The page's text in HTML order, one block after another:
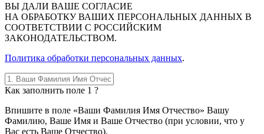
ВЫ ДАЛИ ВАШЕ СОГЛАСИЕ
НА ОБРАБОТКУ ВАШИХ ПЕРСОНАЛЬНЫХ ДАННЫХ В
СООТВЕТСТВИИ С РОССИЙСКИМ
ЗАКОНОДАТЕЛЬСТВОМ.
Политика обработки персональных данных.
Как заполнить поле 1 ?
Впишите в поле «Ваши Фамилия Имя Отчество» Вашу
Фамилию, Ваше Имя и Ваше Отчество (при условии, что у
Вас есть Ваше Отчество).